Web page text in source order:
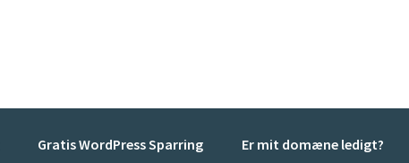
Gratis WordPress Sparring Er mit domæne ledigt?